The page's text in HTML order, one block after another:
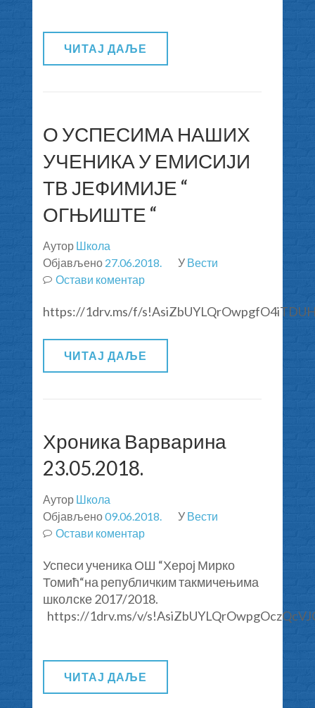
ГОДИНУ.
ЧИТАЈ ДАЉЕ
О УСПЕСИМА НАШИХ
УЧЕНИКА У ЕМИСИЈИ
ТВ ЈЕФИМИЈЕ “
ОГЊИШТЕ “
Аутор Школа
Објављено 27.06.2018. У Вести
Остави коментар
УСПЕСИМА
У
ОГЊИШТЕ
https://1drv.ms/f/
ЧИТАЈ ДАЉЕ
Хроника Варварина
23.05.2018.
Аутор Школа
Објављено09.06.2018. У Вести
Остави коментар
Варварина
23.05.2018.
Успеси ученика ОШ “Херој Мирко
Томић“на републичким такмичењима
школске 2017/2018.
https://1drv.ms/v/
ЧИТАЈ ДАЉЕ